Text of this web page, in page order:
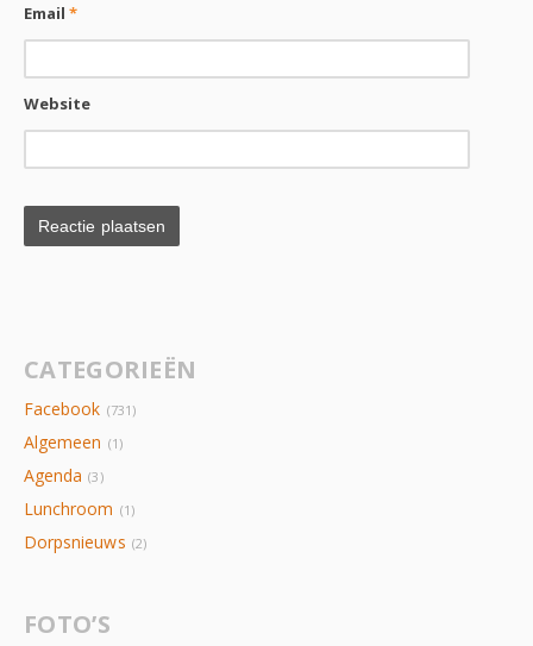
Email*
Website
CATEGORIEËN
Facebook (731)
Algemeen (1)
Agenda (3)
Lunchroom (1)
Dorpsnieuws (2)
FOTO’S